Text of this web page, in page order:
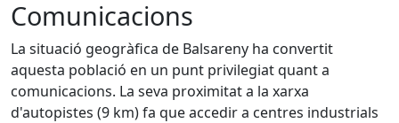
Comunicacions
La situació geogràfica de Balsareny ha convertit
aquesta població en un punt privilegiat quant a
comunicacions. La seva proximitat a la xarxa
d'autopistes (9 km) fa que accedir a centres industrials